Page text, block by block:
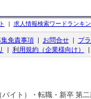
| 求人情報検索ワードランキ
免責事項| お問合せ| プ
| 利用規約（企業様向け） |
イト）・転職・新卒 第